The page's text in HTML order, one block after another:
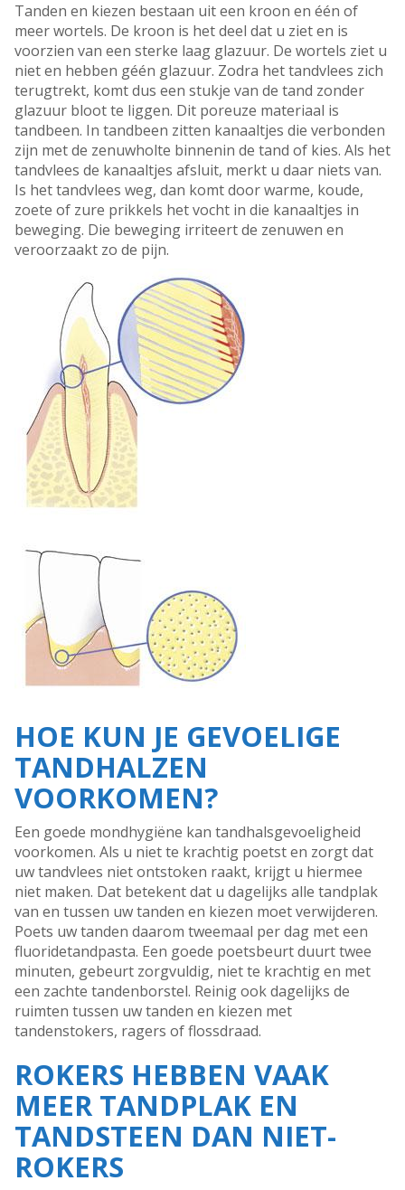
Tanden en kiezen bestaan uit een kroon en één of
meer wortels. De kroon is het deel dat u ziet en is
voorzien van een sterke laag glazuur. De wortels ziet u
niet en hebben géén glazuur. Zodra het tandvlees zich
terugtrekt, komt dus een stukje van de tand zonder
glazuur bloot te liggen. Dit poreuze materiaal is
tandbeen. In tandbeen zitten kanaaltjes die verbonden
zijn met de zenuwholte binnenin de tand of kies. Als het
tandvlees de kanaaltjes afsluit, merkt u daar niets van.
Is het tandvlees weg, dan komt door warme, koude,
zoete of zure prikkels het vocht in die kanaaltjes in
beweging. Die beweging irriteert de zenuwen en
veroorzaakt zo de pijn.
HOE KUN JE GEVOELIGE
TANDHALZEN
VOORKOMEN?
Een goede mondhygiëne kan tandhalsgevoeligheid
voorkomen. Als u niet te krachtig poetst en zorgt dat
uw tandvlees niet ontstoken raakt, krijgt u hiermee
niet maken. Dat betekent dat u dagelijks alle tandplak
van en tussen uw tanden en kiezen moet verwijderen.
Poets uw tanden daarom tweemaal per dag met een
fluoridetandpasta. Een goede poetsbeurt duurt twee
minuten, gebeurt zorgvuldig, niet te krachtig en met
een zachte tandenborstel. Reinig ook dagelijks de
ruimten tussen uw tanden en kiezen met
tandenstokers, ragers of flossdraad.
ROKERS HEBBEN VAAK
MEER TANDPLAK EN
TANDSTEEN DAN NIET-
ROKERS